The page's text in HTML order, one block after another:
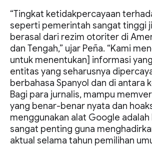
“Tingkat ketidakpercayaan
seperti pemerintah sangat tinggi
berasal dari rezim otoriter di
dan Tengah,” ujar Peña. “Kami
untuk menentukan] informasi
entitas yang seharusnya
berbahasa Spanyol dan di antara
Bagi para jurnalis, mampu
yang benar-benar nyata dan
menggunakan alat Google adalah
sangat penting guna
aktual selama tahun pemilihan